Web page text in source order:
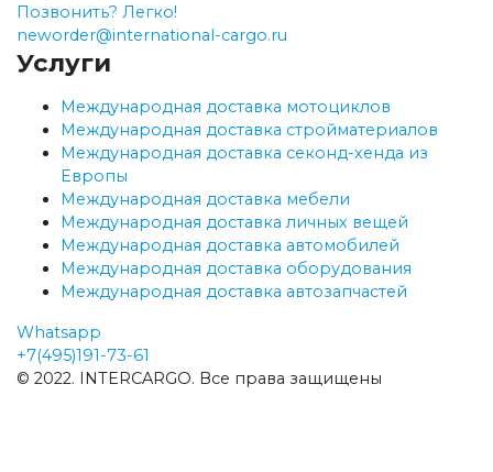
Позвонить? Легко!
neworder@international-cargo.ru
Услуги
Международная доставка мотоциклов
Международная доставка стройматериалов
Международная доставка секонд-хенда из
Европы
Международная доставка мебели
Международная доставка личных вещей
Международная доставка автомобилей
Международная доставка оборудования
Международная доставка автозапчастей
Whatsapp
+7(495)191-73-61
© 2022. INTERCARGO. Все права защищены